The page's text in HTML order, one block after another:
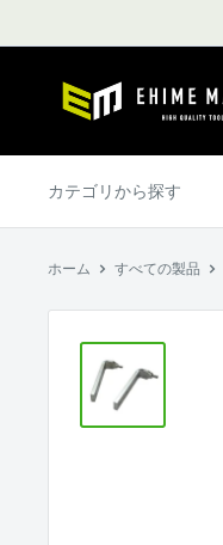
ン
キ
エ
ヒ
本
カテゴリから探す
ホーム すべての製品